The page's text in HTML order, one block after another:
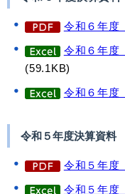
令和６年
令和６年度
(59.1KB)
令和６年
令和５年度決算資料
令和５年
令和５年度